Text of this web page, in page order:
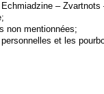
– Zvartnots
non mentionnées;
et les